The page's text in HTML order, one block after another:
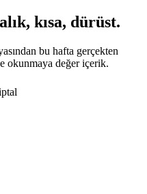
kısa, dürüst.
bu hafta gerçekten
okunmaya değer içerik.